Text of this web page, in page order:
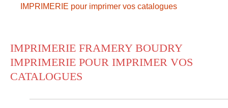
IMPRIMERIE pour imprimer vos catalogues
IMPRIMERIE FRAMERY BOUDRY
IMPRIMERIE POUR IMPRIMER VOS
CATALOGUES